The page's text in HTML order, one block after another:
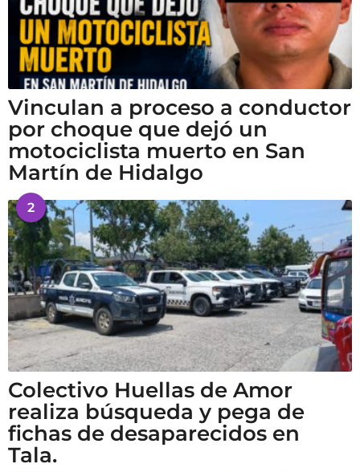
Vinculan a proceso a conductor
por choque que dejó un
motociclista muerto en San
Martín de Hidalgo
2
Colectivo Huellas de Amor
realiza búsqueda y pega de
fichas de desaparecidos en
Tala.